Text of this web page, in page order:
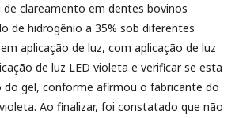
de clareamento em dentes bovinos
de hidrogênio a 35% sob diferentes
aplicação de luz, com aplicação de luz
de luz LED violeta e verificar se esta
do gel, conforme afirmou o fabricante do
Ao finalizar, foi constatado que não